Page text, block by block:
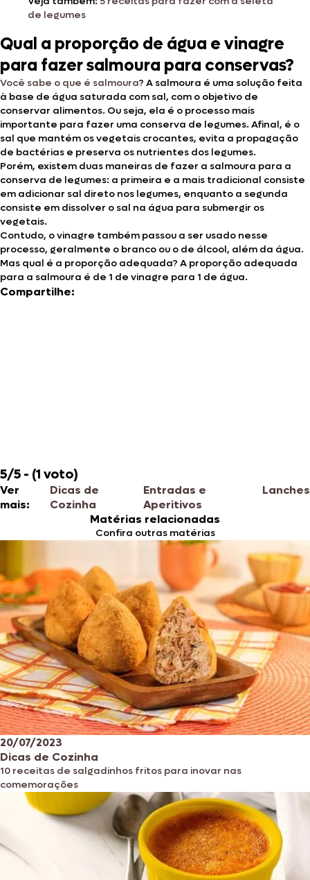
de legumes
Qual a proporção de água e vinagre
para fazer salmoura para conservas?
Você sabe o que é salmoura? A salmoura é uma solução feita
à base de água saturada com sal, com o objetivo de
conservar alimentos. Ou seja, ela é o processo mais
importante para fazer uma conserva de legumes. Afinal, é o
sal que mantém os vegetais crocantes, evita a propagação
de bactérias e preserva os nutrientes dos legumes.
Porém, existem duas maneiras de fazer a salmoura para a
conserva de legumes: a primeira e a mais tradicional consiste
em adicionar sal direto nos legumes, enquanto a segunda
consiste em dissolver o sal na água para submergir os
vegetais.
Contudo, o vinagre também passou a ser usado nesse
processo, geralmente o branco ou o de álcool, além da água.
Mas qual é a proporção adequada? A proporção adequada
para a salmoura é de 1 de vinagre para 1 de água.
Compartilhe:
5/5 - (1 voto)
Ver
mais:
Dicas de
Cozinha
Entradas e
Aperitivos
Lanches
Matérias relacionadas
Confira outras matérias
20/07/2023
Dicas de Cozinha
10 receitas de salgadinhos fritos para inovar nas
comemorações